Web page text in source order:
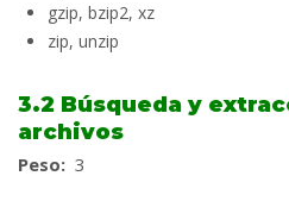
gzip, bzip2, xz
zip, unzip
3.2 Búsqueda y
archivos
Peso: 3